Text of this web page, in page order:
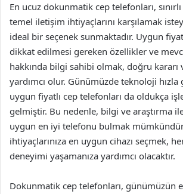
En ucuz dokunmatik cep telefonları,
temel iletişim ihtiyaçlarını karşılamak
ideal bir seçenek sunmaktadır. Uygun
dikkat edilmesi gereken özellikler ve
hakkında bilgi sahibi olmak, doğru kararı
yardımcı olur. Günümüzde teknoloji
uygun fiyatlı cep telefonları da oldukça
gelmiştir. Bu nedenle, bilgi ve araştırma
uygun en iyi telefonu bulmak
ihtiyaçlarınıza en uygun cihazı seçmek,
deneyimi yaşamanıza yardımcı olacaktır.
Dokunmatik cep telefonları, günümüzün